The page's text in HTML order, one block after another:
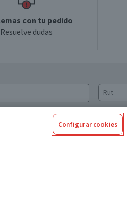
con tu pedido
Resuelve dudas
Configurar cookies